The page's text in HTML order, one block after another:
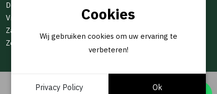
Donderdag:
Vrijdag:
07:30–12:00 & 13:00–16:00
Zaterdag:
Zondag:
© 2026 -BOUW- EN HANDELSONDERNEMING M.HAVIK B.V
Cookies
Wij gebruiken cookies om uw ervaring te
verbeteren!
Privacy Policy Ok